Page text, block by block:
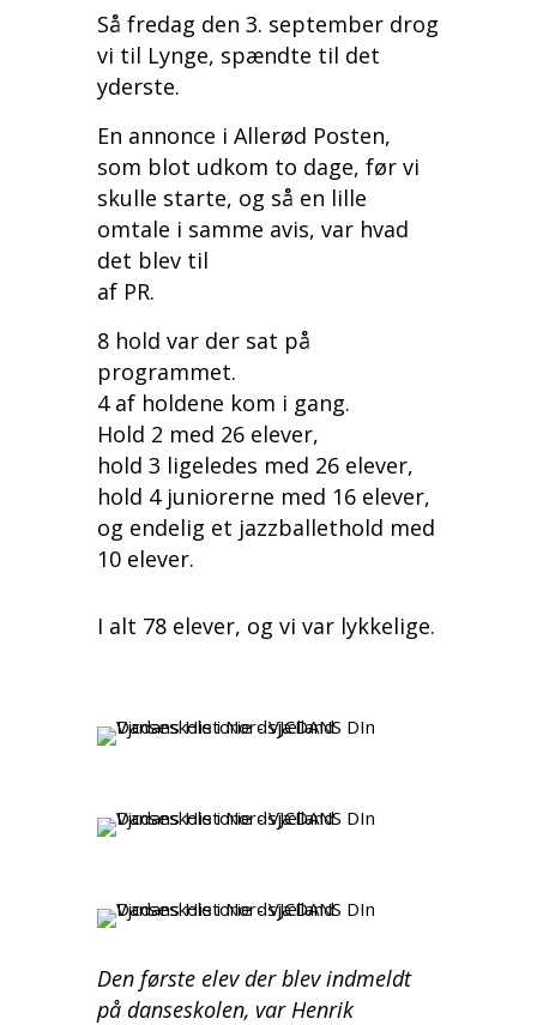
Så fredag den 3. september drog
vi til Lynge, spændte til det
yderste.
En annonce i Allerød Posten,
som blot udkom to dage, før vi
skulle starte, og så en lille
omtale i samme avis, var hvad
det blev til
af PR.
8 hold var der sat på
programmet.
4 af holdene kom i gang.
Hold 2 med 26 elever,
hold 3 ligeledes med 26 elever,
hold 4 juniorerne med 16 elever,
og endelig et jazzballethold med
10 elever.
I alt 78 elever, og vi var lykkelige.
Den første elev der blev indmeldt
på danseskolen, var Henrik